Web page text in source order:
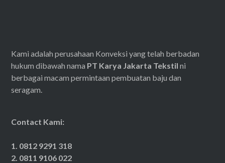
Kami adalah perusahaan Konveksi yang telah berbadan
hukum dibawah nama PT Karya Jakarta Tekstilni
berbagai macam permintaan pembuatan baju dan
seragam.
Contact Kami:
1. 0812 9291 318
2. 0811 9106 022